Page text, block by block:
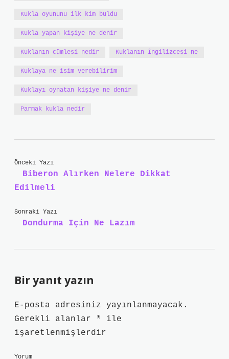
Kukla oyununu ilk kim buldu
Kukla yapan kişiye ne denir
Kuklanın cümlesi nedir Kuklanın İngilizcesi ne
Kuklaya ne isim verebilirim
Kuklayı oynatan kişiye ne denir
Parmak kukla nedir
Önceki Yazı
Biberon Alırken Nelere Dikkat
Edilmeli
Sonraki Yazı
Dondurma Için Ne Lazım
Bir yanıt yazın
E-posta adresiniz yayınlanmayacak.
Gerekli alanlar
*
ile
işaretlenmişlerdir
Yorum